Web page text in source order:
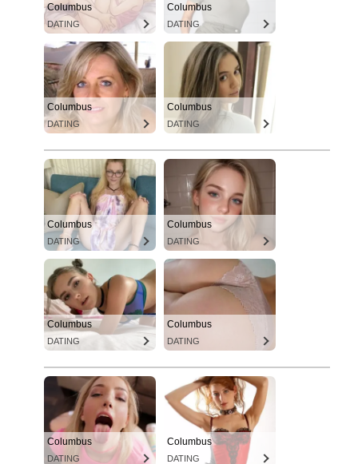
Columbus
DATING
Columbus
DATING
Columbus
DATING
Columbus
DATING
Columbus
DATING
Columbus
DATING
Columbus
DATING
Columbus
DATING
Columbus
DATING
Columbus
DATING